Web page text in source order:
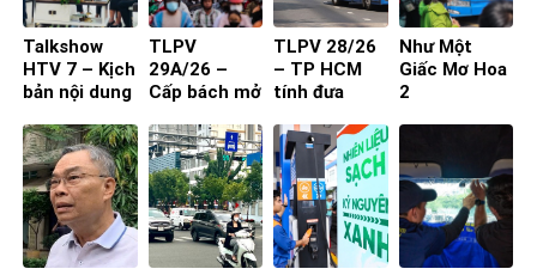
Talkshow
HTV 7 – Kịch
bản nội dung
người
TLPV
29A/26 –
Cấp bách mở
TLPV 28/26
– TP HCM
tính đưa
vào đường
nhỏ, khu dân
cư
Như Một
Giấc Mơ Hoa
2